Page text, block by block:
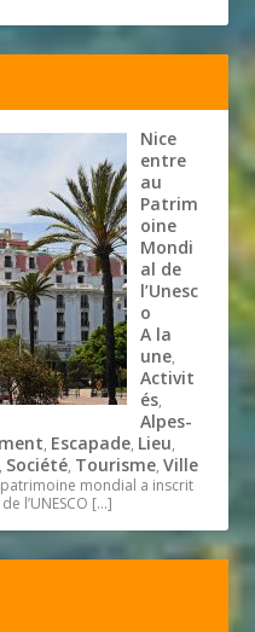
Nice
entre
au
Patrim
oine
Mondi
al de
l’Unesc
o
A la
une,
Activit
és,
Alpes-
, Escapade, Lieu,
, Société, Tourisme,Ville
mondial a inscrit
l’UNESCO […]